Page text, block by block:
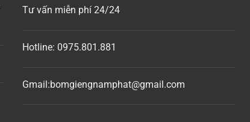
Tư vấn miễn phí 24/24
Hotline: 0975.801.881
Gmail:bomgiengnamphat@gmail.com